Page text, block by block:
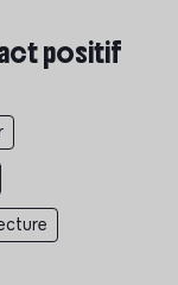
positif